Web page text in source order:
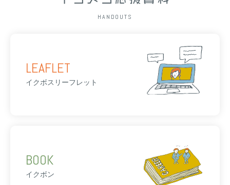
HANDOUTS
LEAFLET
イクボスリーフレット
BOOK
イクボン